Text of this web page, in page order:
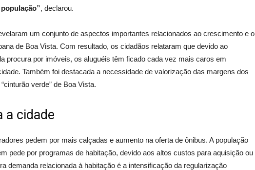
, declarou.
um conjunto de aspectos importantes relacionados ao crescimento e o
de Boa Vista. Com resultado, os cidadãos relataram que devido ao
procura por imóveis, os aluguéis têm ficado cada vez mais caros em
Também foi destacada a necessidade de valorização das margens dos
verde” de Boa Vista.
a cidade
pedem por mais calçadas e aumento na oferta de ônibus. A população
pede por programas de habitação, devido aos altos custos para aquisição ou
demanda relacionada à habitação é a intensificação da regularização